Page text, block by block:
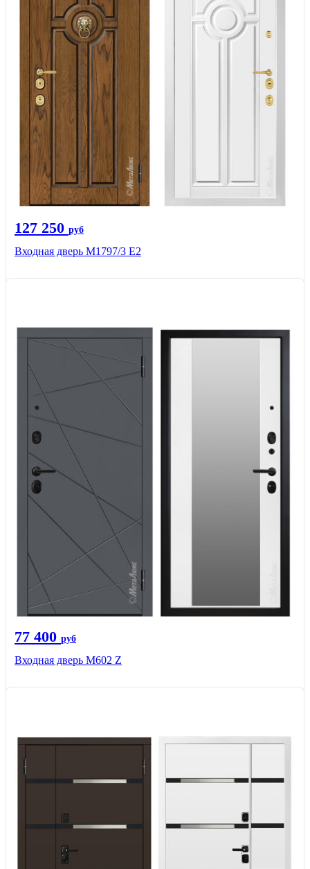
127 250 руб
Входная дверь М1797/3 Е2
77 400 руб
Входная дверь М602 Z